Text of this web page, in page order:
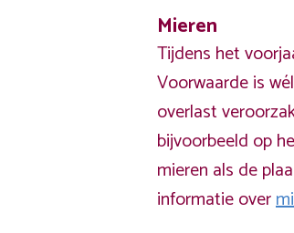
Mieren
Tijdens het
Voorwaarde is
overlast
bijvoorbeeld op
mieren als de
informatie over